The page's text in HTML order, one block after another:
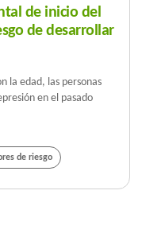
de inicio del
de desarrollar
la edad, las personas
en el pasado
de riesgo